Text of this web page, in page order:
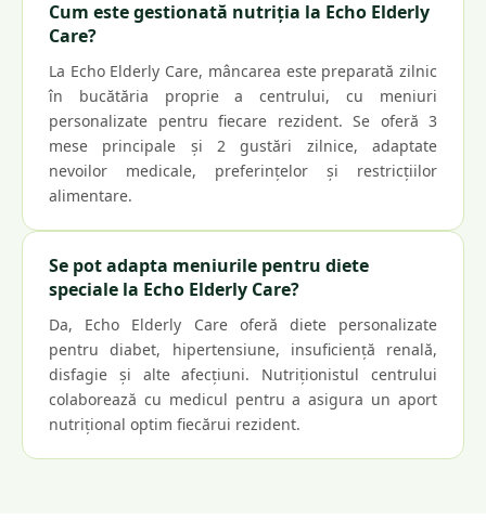
Cum este gestionată nutriția la Echo Elderly
Care?
La Echo Elderly Care, mâncarea este preparată zilnic
în bucătăria proprie a centrului, cu meniuri
personalizate pentru fiecare rezident. Se oferă 3
mese principale și 2 gustări zilnice, adaptate
nevoilor medicale, preferințelor și restricțiilor
alimentare.
Se pot adapta meniurile pentru diete
speciale la Echo Elderly Care?
Da, Echo Elderly Care oferă diete personalizate
pentru diabet, hipertensiune, insuficiență renală,
disfagie și alte afecțiuni. Nutriționistul centrului
colaborează cu medicul pentru a asigura un aport
nutrițional optim fiecărui rezident.